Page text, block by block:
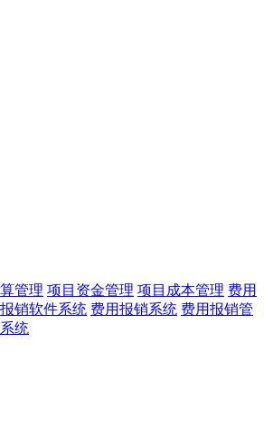
管理 项目资金管理 项目成本管理 费用
销软件系统 费用报销系统 费用报销管
统